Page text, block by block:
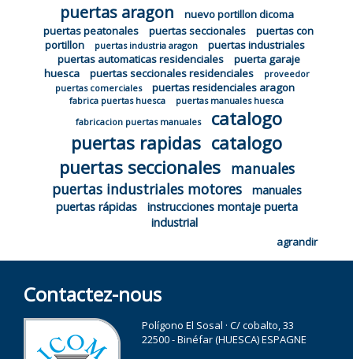
puertas aragon
nuevo portillon dicoma
puertas peatonales
puertas seccionales
puertas con
portillon
puertas industria aragon
puertas industriales
puertas automaticas residenciales
puerta garaje
huesca
puertas seccionales residenciales
proveedor
puertas comerciales
puertas residenciales aragon
fabrica puertas huesca
puertas manuales huesca
fabricacion puertas manuales
catalogo
puertas rapidas catalogo
puertas seccionales
manuales
puertas industriales motores
manuales
puertas rápidas
instrucciones montaje puerta
industrial
agrandir
Contactez-nous
Polígono El Sosal · C/ cobalto, 33
22500 - Binéfar (HUESCA) ESPAGNE